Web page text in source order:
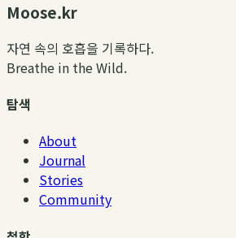
Moose.kr
자연 속의 호흡을 기록하다.
Breathe in the Wild.
탐색
About
Journal
Stories
Community